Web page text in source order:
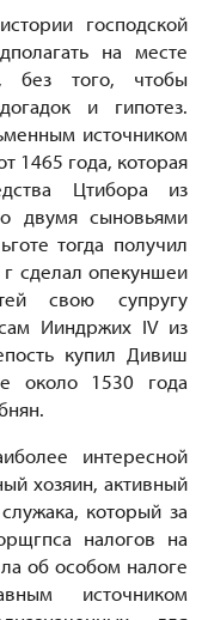
господской
на месте
без того, чтобы
и гипотез.
источником
1465 года, которая
Цтибора из
двумя сыновьями
тогда получил
сделал опекуншеи
свою супругу
Ииндржих IV из
купил Дивиш
около 1530 года
интересной
хозяин, активный
который за
налогов на
об особом налоге
источником